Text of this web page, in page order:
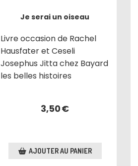
Je serai un oiseau
Livre occasion de Rachel
Hausfater et Ceseli
Josephus Jitta chez Bayard
les belles histoires
3,50€
AJOUTER AU PANIER